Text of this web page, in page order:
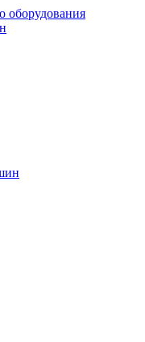
оборудования